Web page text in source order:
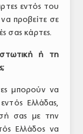
εντός του
προβείτε σε
σας κάρτες.
ή τη
μπορούν να
Ελλάδας,
σας με την
Ελλάδος να